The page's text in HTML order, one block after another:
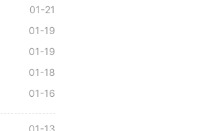
01-21
01-19
01-19
01-18
01-16
01-13